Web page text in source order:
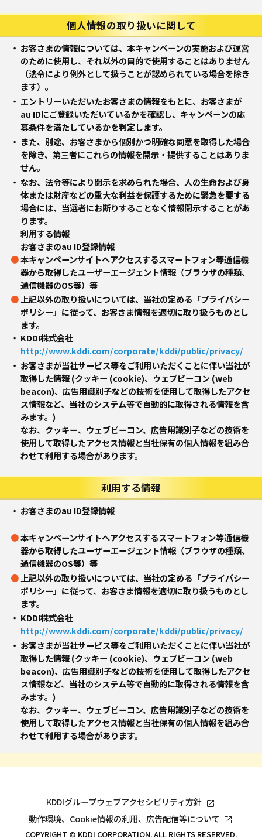
個人情報の取り扱いに関して
お客さまの情報については、本キャンペーンの実施および運営
のために使用し、それ以外の目的で使用することはありません
（法令により例外として扱うことが認められている場合を除き
ます）。
エントリーいただいたお客さまの情報をもとに、お客さまが
au IDにご登録いただいているかを確認し、キャンペーンの応
募条件を満たしているかを判定します。
また、別途、お客さまから個別かつ明確な同意を取得した場合
を除き、第三者にこれらの情報を開示・提供することはありま
せん。
なお、法令等により開⽰を求められた場合、⼈の生命および身
体または財産などの重⼤な利益を保護するために緊急を要する
場合には、当選者にお断りすることなく情報開⽰することがあ
ります。
利用する情報
お客さまのau ID登録情報
本キャンペーンサイトへアクセスするスマートフォン等通信機
器から取得したユーザーエージェント情報（ブラウザの種類、
通信機器のOS等）等
上記以外の取り扱いについては、当社の定める「プライバシー
ポリシー」に従って、お客さま情報を適切に取り扱うものとし
ます。
KDDI株式会社
http://www.kddi.com/corporate/kddi/public/privacy/
お客さまが当社サービス等をご利用いただくことに伴い当社が
取得した情報 (クッキー (cookie)、ウェブビーコン (web
beacon)、広告用識別子などの技術を使用して取得したアクセ
ス情報など、当社のシステム等で自動的に取得される情報を含
みます。)
なお、クッキー、ウェブビーコン、広告用識別子などの技術を
使用して取得したアクセス情報と当社保有の個人情報を組み合
わせて利用する場合があります。
利用する情報
お客さまのau ID登録情報
本キャンペーンサイトへアクセスするスマートフォン等通信機
器から取得したユーザーエージェント情報（ブラウザの種類、
通信機器のOS等）等
上記以外の取り扱いについては、当社の定める「プライバシー
ポリシー」に従って、お客さま情報を適切に取り扱うものとし
ます。
KDDI株式会社
http://www.kddi.com/corporate/kddi/public/privacy/
お客さまが当社サービス等をご利用いただくことに伴い当社が
取得した情報 (クッキー (cookie)、ウェブビーコン (web
beacon)、広告用識別子などの技術を使用して取得したアクセ
ス情報など、当社のシステム等で自動的に取得される情報を含
みます。)
なお、クッキー、ウェブビーコン、広告用識別子などの技術を
使用して取得したアクセス情報と当社保有の個人情報を組み合
わせて利用する場合があります。
KDDIグループウェブアクセシビリティ方針
動作環境、Cookie情報の利用、広告配信等について
COPYRIGHT © KDDI CORPORATION. ALL RIGHTS RESERVED.